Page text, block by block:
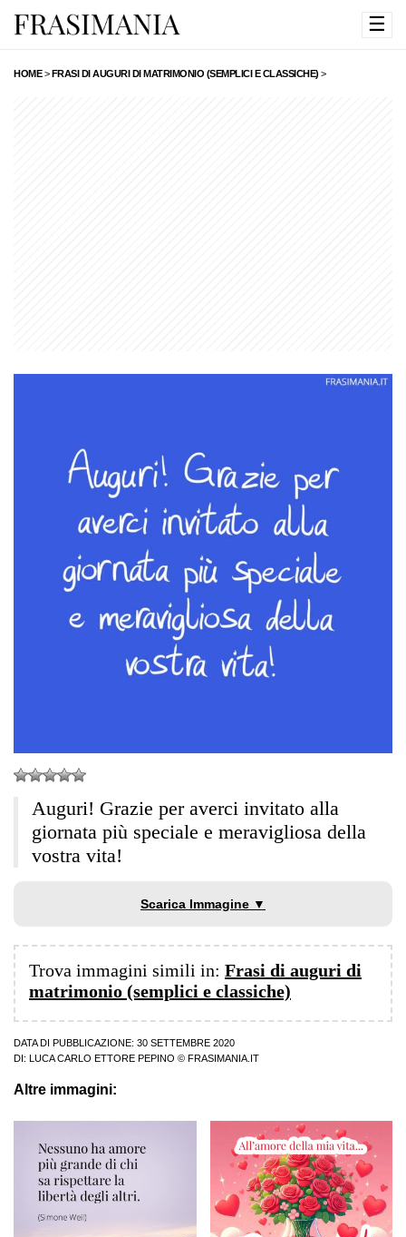
☰
HOME>FRASI DI AUGURI DI MATRIMONIO (SEMPLICI E CLASSICHE) >
Auguri! Grazie per averci invitato alla
giornata più speciale e meravigliosa della
vostra vita!
Scarica Immagine ▼
Trova immagini simili in: Frasi di auguri di
matrimonio (semplici e classiche)
DATA DI PUBBLICAZIONE: 30 SETTEMBRE 2020
DI:
LUCA CARLO ETTORE PEPINO © FRASIMANIA.IT
Altre immagini: